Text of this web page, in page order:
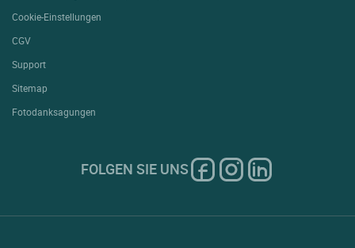
Cookie-Einstellungen
CGV
Support
Sitemap
Fotodanksagungen
FOLGEN SIE UNS